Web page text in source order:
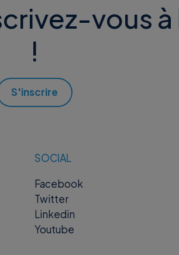
vous
!
S'inscrire
SOCIAL
Facebook
Twitter
Linkedin
Youtube